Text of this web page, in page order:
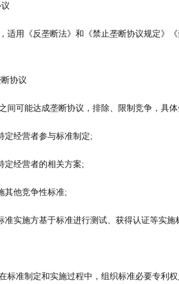
用《反垄断法》和《禁止垄断协议规定》《
协议
可能达成垄断协议，排除、限制竞争，具体
经营者参与标准制定;
经营者的相关方案;
他竞争性标准;
实施方基于标准进行测试、获得认证等实施
准制定和实施过程中，组织标准必要专利权